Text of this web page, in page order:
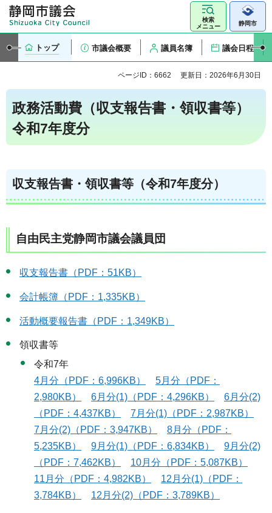
検索
メニュー
静岡市
トップ 市議会概要 議員名簿 議会日程
ページID：6662 更新日：2026年6月30日
政務活動費（収支報告書・領収書等）
令和7年度分
収支報告書・領収書等（令和7年度分）
自由民主党静岡市議会議員団
収支報告書（PDF：51KB）
会計帳簿（PDF：1,335KB）
活動概要報告書（PDF：1,349KB）
領収書等
令和7年
4月分（PDF：6,996KB）
5月分（PDF：
2,980KB）
6月分(1)（PDF：4,296KB）
6月分(2)
（PDF：4,437KB）
7月分(1)（PDF：2,987KB）
7月分(2)（PDF：3,947KB）
8月分（PDF：
5,235KB）
9月分(1)（PDF：6,834KB）
9月分(2)
（PDF：7,462KB）
10月分（PDF：5,087KB）
11月分（PDF：4,982KB）
12月分(1)（PDF：
3,784KB）
12月分(2)（PDF：3,789KB）